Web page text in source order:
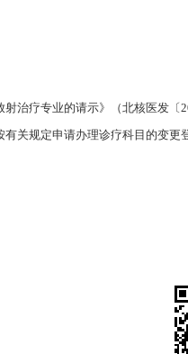
治疗专业的请示》（北核医发
关规定申请办理诊疗科目的变更